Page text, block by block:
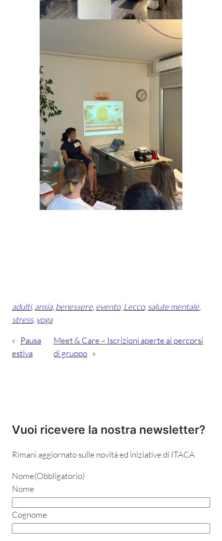
adulti, ansia, benessere, evento, Lecco, salute mentale
stress, yoga
«
Pausa
estiva
Meet & Care – Iscrizioni aperte ai percorsi
di gruppo »
Vuoi ricevere la nostra newsletter?
Rimani aggiornato sulle novità ed iniziative di ITACA
Nome(Obbligatorio)
Nome
Cognome